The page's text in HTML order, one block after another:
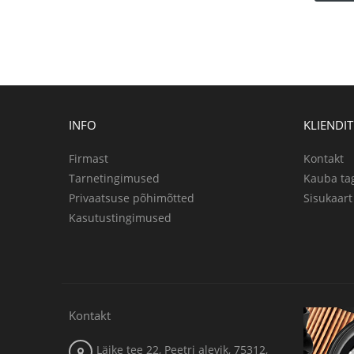
INFO
Firmast
Tarnetingimused
Privaatsuse põhimõtted
Kasutustingimused
Kontakt
Kauba
Sisukaart
Kontakt
Läike tee 22, Peetri alevik, 75312,